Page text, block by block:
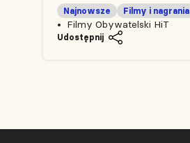
Filmy Obywatelski HiT
Najnowsze Filmy i nagrania
Udostępnij